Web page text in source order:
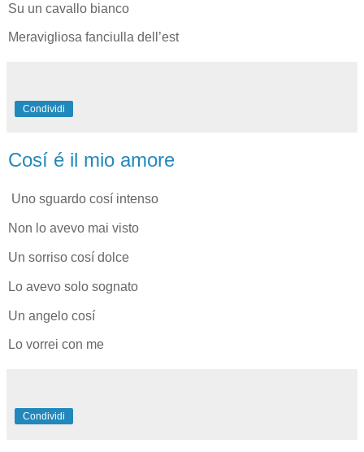
Su un cavallo bianco
Meravigliosa fanciulla dell’est
Condividi
Cosí é il mio amore
Uno sguardo cosí intenso
Non lo avevo mai visto
Un sorriso cosí dolce
Lo avevo solo sognato
Un angelo cosí
Lo vorrei con me
Condividi